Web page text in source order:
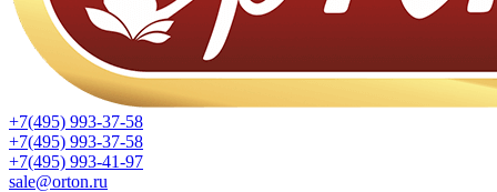
+7(495) 993-37-58
+7(495) 993-37-58
+7(495) 993-41-97
sale@orton.ru